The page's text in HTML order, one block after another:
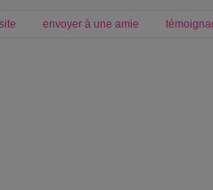
envoyer à une amie